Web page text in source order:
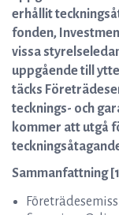
erhållit
fonden,
vissa
uppgående till
täcks
tecknings- och
kommer att utgå
Sammanfattning